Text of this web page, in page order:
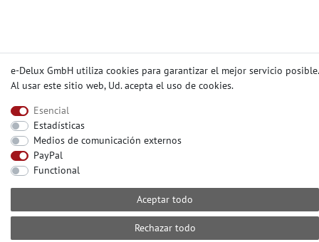
e-Delux GmbH utiliza cookies para garantizar el mejor servicio posible.
Al usar este sitio web, Ud. acepta el uso de cookies.
Esencial
Estadísticas
Medios de comunicación externos
PayPal
Functional
Aceptar todo
Rechazar todo